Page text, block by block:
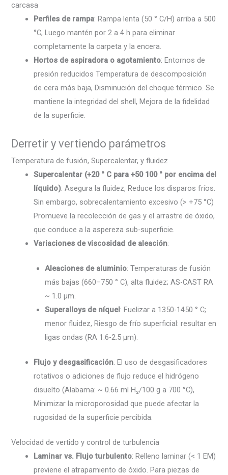
carcasa
Perfiles de rampa: Rampa lenta (50 ° C/H) arriba a 500
°C, Luego mantén por 2 a 4 h para eliminar
completamente la carpeta y la encera.
Hortos de aspiradora o agotamiento: Entornos de
presión reducidos Temperatura de descomposición
de cera más baja, Disminución del choque térmico. Se
mantiene la integridad del shell, Mejora de la fidelidad
de la superficie.
Derretir y vertiendo parámetros
Temperatura de fusión, Supercalentar, y fluidez
Supercalentar (+20 ° C para +50 100 ° por encima del
líquido): Asegura la fluidez, Reduce los disparos fríos.
Sin embargo, sobrecalentamiento excesivo (> +75 °C)
Promueve la recolección de gas y el arrastre de óxido,
que conduce a la aspereza sub-superficie.
Variaciones de viscosidad de aleación:
Aleaciones de aluminio: Temperaturas de fusión
más bajas (660–750 ° C), alta fluidez; AS-CAST RA
~ 1.0 µm.
Superalloys de níquel: Fuelizar a 1350-1450 ° C;
menor fluidez, Riesgo de frío superficial: resultar en
ligas ondas (RA 1.6-2.5 µm).
Flujo y desgasificación: El uso de desgasificadores
rotativos o adiciones de flujo reduce el hidrógeno
disuelto (Alabama: ~ 0.66 ml H₂/100 g a 700 °C),
Minimizar la microporosidad que puede afectar la
rugosidad de la superficie percibida.
Velocidad de vertido y control de turbulencia
Laminar vs. Flujo turbulento: Relleno laminar (< 1 EM)
previene el atrapamiento de óxido. Para piezas de